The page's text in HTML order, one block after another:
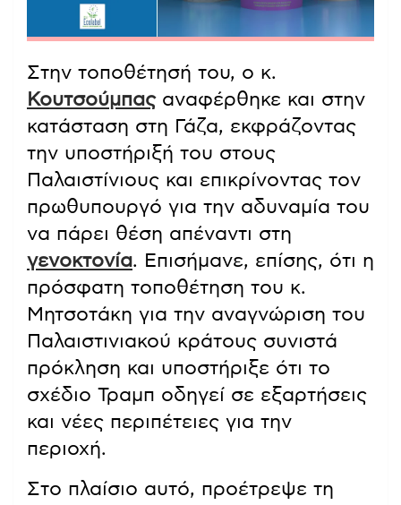
Στην τοποθέτησή του, ο κ.
Κουτσούμπαςαναφέρθηκε και στην
κατάσταση στη Γάζα, εκφράζοντας
την υποστήριξή του στους
Παλαιστίνιους και επικρίνοντας τον
πρωθυπουργό για την αδυναμία του
να πάρει θέση απέναντι στη
γενοκτονία. Επισήμανε, επίσης, ότι η
πρόσφατη τοποθέτηση του κ.
Μητσοτάκη για την αναγνώριση του
Παλαιστινιακού κράτους συνιστά
πρόκληση και υποστήριξε ότι το
σχέδιο Τραμπ οδηγεί σε εξαρτήσεις
και νέες περιπέτειες για την
περιοχή.
Στο πλαίσιο αυτό, προέτρεψε τη